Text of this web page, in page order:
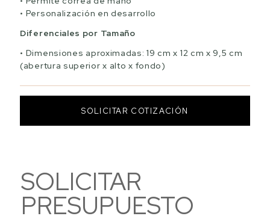
Personalización en desarrollo
Diferenciales por Tamaño
Dimensiones aproximadas: 19 cm x 12 cm x 9,5 cm
(abertura superior x alto x fondo)
SOLICITAR COTIZACIÓN
SOLICITAR
PRESUPUESTO